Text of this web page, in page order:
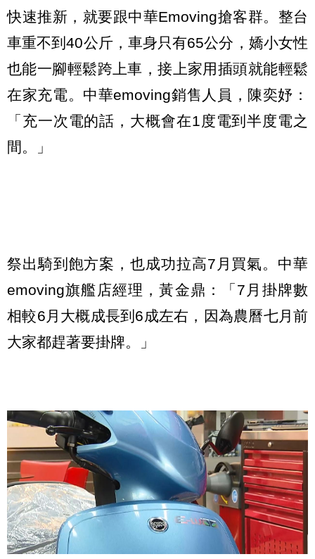
快速推新，就要跟中華Emoving搶客群。整台
車重不到40公斤，車身只有65公分，嬌小女性
也能一腳輕鬆跨上車，接上家用插頭就能輕鬆
在家充電。中華emoving銷售人員，陳奕妤：
「充一次電的話，大概會在1度電到半度電之
間。」
祭出騎到飽方案，也成功拉高7月買氣。中華
emoving旗艦店經理，黃金鼎：「7月掛牌數
相較6月大概成長到6成左右，因為農曆七月前
大家都趕著要掛牌。」